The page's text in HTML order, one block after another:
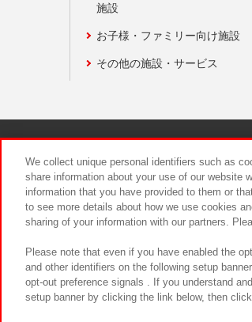
施設
お子様・ファミリー向け施設
その他の施設・サービス
We collect unique personal identifiers such as
share information about your use of our website
information that you have provided to them or
to see more details about how we use cookies
sharing of your information with our partners.
Please note that even if you have enabled the
and other identifiers on the following setup
opt-out preference signals . If you understand
setup banner by clicking the link below, then